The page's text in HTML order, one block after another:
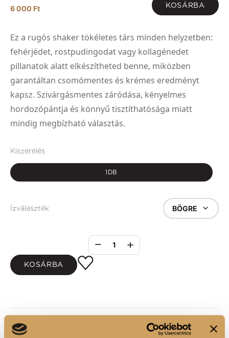
6 000 Ft KOSÁRBA
Ez a rugós shaker tökéletes társ minden helyzetben:
fehérjédet, rostpudingodat vagy kollagénedet
pillanatok alatt elkészítheted benne, miközben
garantáltan csomómentes és krémes eredményt
kapsz. Szivárgásmentes záródása, kényelmes
hordozópántja és könnyű tisztíthatósága miatt
mindig megbízható választás.
Kiszerelés
1DB
Ízválaszték BÖGRE
1
KOSÁRBA
TERMÉKLEÍRÁS